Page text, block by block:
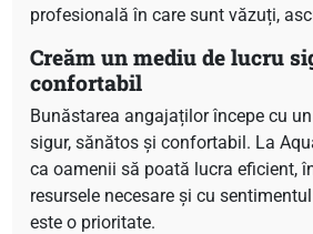
profesională în care sunt văzuți,
Creăm un mediu de lucru
confortabil
Bunăstarea angajaților începe cu
sigur, sănătos și confortabil. La
ca oamenii să poată lucra eficient,
resursele necesare și cu
este o prioritate.